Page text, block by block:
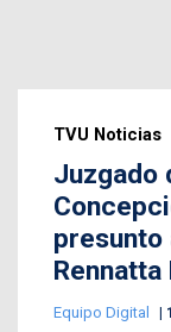
TVU Noticias
Juzgado
Rennatta
Equipo Digital